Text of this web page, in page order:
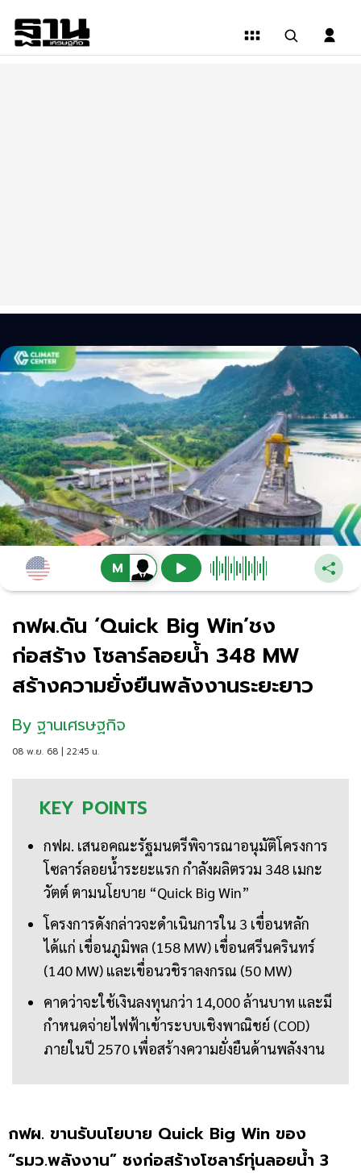
กฟผ.ดัน ‘Quick Big Win’ชง
ก่อสร้าง โซลาร์ลอยนํ้า 348 MW
สร้างความยั่งยืนพลังงานระยะยาว
By ฐานเศรษฐกิจ
08 พ.ย. 68 | 22:45 น.
KEY POINTS
กฟผ. เสนอคณะรัฐมนตรีพิจารณาอนุมัติโครงการ
โซลาร์ลอยน้ำระยะแรก กำลังผลิตรวม 348 เมกะ
วัตต์ ตามนโยบาย “Quick Big Win”
โครงการดังกล่าวจะดำเนินการใน 3 เขื่อนหลัก
ได้แก่ เขื่อนภูมิพล (158 MW) เขื่อนศรีนครินทร์
(140 MW) และเขื่อนวชิราลงกรณ (50 MW)
คาดว่าจะใช้เงินลงทุนกว่า 14,000 ล้านบาท และมี
กำหนดจ่ายไฟฟ้าเข้าระบบเชิงพาณิชย์ (COD)
ภายในปี 2570 เพื่อสร้างความยั่งยืนด้านพลังงาน
กฟผ. ขานรับนโยบาย Quick Big Win ของ
“รมว.พลังงาน” ชงก่อสร้างโซลาร์ทุ่นลอยนํ้า 3